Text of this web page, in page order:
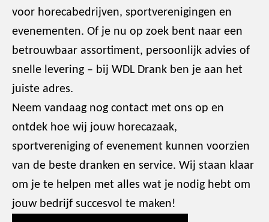
voor horecabedrijven, sportverenigingen en
evenementen. Of je nu op zoek bent naar een
betrouwbaar assortiment, persoonlijk advies of
snelle levering – bij WDL Drank ben je aan het
juiste adres.
Neem vandaag nog contact met ons op en
ontdek hoe wij jouw horecazaak,
sportvereniging of evenement kunnen voorzien
van de beste dranken en service. Wij staan klaar
om je te helpen met alles wat je nodig hebt om
jouw bedrijf succesvol te maken!